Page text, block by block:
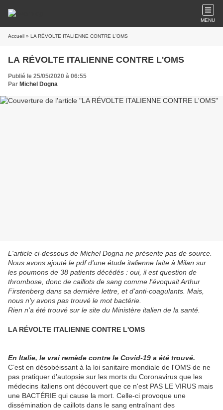
MENU
Accueil » LA RÉVOLTE ITALIENNE CONTRE L'OMS
LA RÉVOLTE ITALIENNE CONTRE L'OMS
Publié le 25/05/2020 à 06:55
Par Michel Dogna
L'article ci-dessous de Michel Dogna ne présente pas de source.
Nous avons ajouté le pdf d'une étude italienne faite à Milan sur
les poumons de 38 patients décédés : oui, il est question de
thrombose, donc de caillots de sang comme l'évoquait Arthur
Firstenberg dans sa dernière lettre, et d'anti-coagulants. Mais,
nous n'y avons pas trouvé le mot bactérie.
Rien n'a été trouvé sur le site du Ministère italien de la santé.
LA RÉVOLTE ITALIENNE CONTRE L'OMS
En Italie, le vrai remède contre le Covid-19 a été trouvé.
C’est en désobéissant à la loi sanitaire mondiale de l'OMS de ne
pas pratiquer d'autopsie sur les morts du Coronavirus que les
médecins italiens ont découvert que ce n'est PAS LE VIRUS mais
une BACTÉRIE qui cause la mort. Celle-ci provoque une
dissémination de caillots dans le sang entraînant des